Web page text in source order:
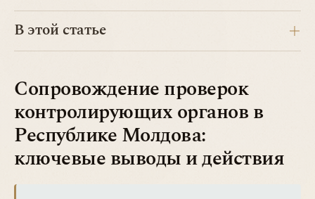
В этой статье
Сопровождение проверок
контролирующих органов в
Республике Молдова:
ключевые выводы и действия